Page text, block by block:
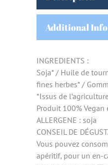
Additional Info
INGREDIENTS :
Soja* / Huile de
fines herbes* /
*Issus de
Produit 100%
ALLERGENE : soja
CONSEIL DE
Vous pouvez
apéritif, pour un en-